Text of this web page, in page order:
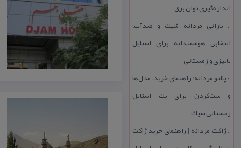
اندازه‌گیری توان برق
:: بارانی مردانه شیك و ضدآب؛
انتخابی هوشمندانه برای استایل
پاییزی و زمستانی
:: پالتو مردانه؛ راهنمای خرید، مدل‌ها
و ست‌كردن برای یك استایل
زمستانی شیك
::ژاكت مردانه | راهنمای خرید ژاكت